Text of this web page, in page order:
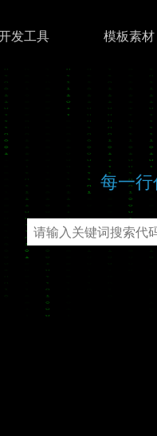
发工具 模板素材
每一